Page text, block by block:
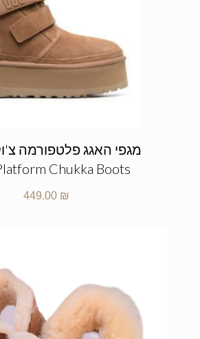
מגפי האגג פלטפורמה
Chukka Boots
449.00 ₪